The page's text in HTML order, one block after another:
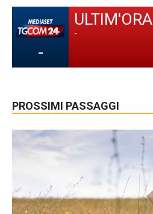
-
ULTIM'ORA
-
PROSSIMI PASSAGGI